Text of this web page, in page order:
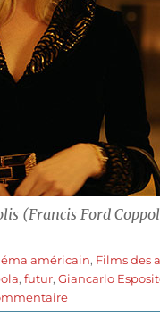
(Francis Ford
américain, Films des
,futur,Giancarlo
sur
Megalopolis